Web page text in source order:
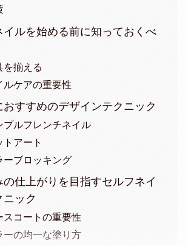
イルを始める前に知っておくべ
を揃える
ルケアの重要性
おすすめのデザインテクニック
プルフレンチネイル
トアート
ーブロッキング
の仕上がりを目指すセルフネイ
ニック
スコートの重要性
ーの均一な塗り方